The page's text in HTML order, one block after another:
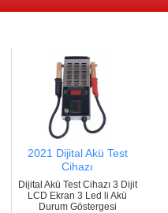
2021 Dijital Akü Test
Cihazı
Dijital Akü Test Cihazı 3 Dijit
LCD Ekran 3 Led li Akü
Durum Göstergesi